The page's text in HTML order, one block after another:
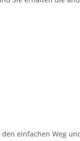
einfachen Weg